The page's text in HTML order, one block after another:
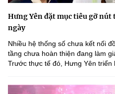
Hưng Yên đặt mục tiêu gỡ nút
ngày
Nhiều hệ thống số chưa kết nối
tầng chưa hoàn thiện đang làm
Trước thực tế đó, Hưng Yên triển